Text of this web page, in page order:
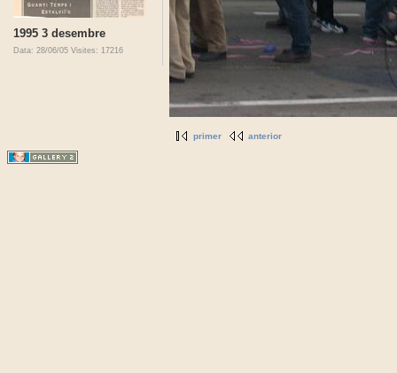
1995 3 desembre
Data: 28/06/05 Visites: 17216
primer anterior